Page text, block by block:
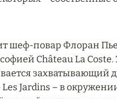
шеф-повар Флоран
Château La Coste.
захватывающий
Les Jardins – в